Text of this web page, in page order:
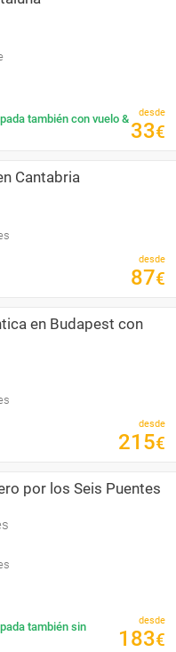
también con vuelo &
desde
33€
Cantabria
desde
87€
en Budapest con
desde
215€
por los Seis Puentes
también sin
desde
183€